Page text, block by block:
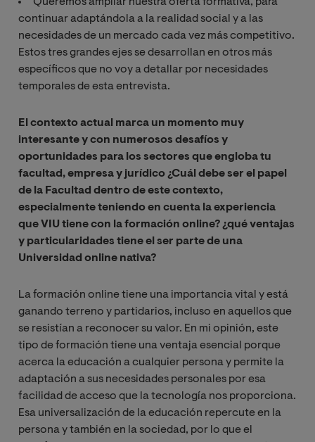
continuar adaptándola a la realidad social y a las
necesidades de un mercado cada vez más competitivo.
Estos tres grandes ejes se desarrollan en otros más
específicos que no voy a detallar por necesidades
temporales de esta entrevista.
El contexto actual marca un momento muy
interesante y con numerosos desafíos y
oportunidades para los sectores que engloba tu
facultad, empresa y jurídico ¿Cuál debe ser el papel
de la Facultad dentro de este contexto,
especialmente teniendo en cuenta la experiencia
que VIU tiene con la formación online? ¿qué ventajas
y particularidades tiene el ser parte de una
Universidad online nativa?
La formación online tiene una importancia vital y está
ganando terreno y partidarios, incluso en aquellos que
se resistían a reconocer su valor. En mi opinión, este
tipo de formación tiene una ventaja esencial porque
acerca la educación a cualquier persona y permite la
adaptación a sus necesidades personales por esa
facilidad de acceso que la tecnología nos proporciona.
Esa universalización de la educación repercute en la
persona y también en la sociedad, por lo que el